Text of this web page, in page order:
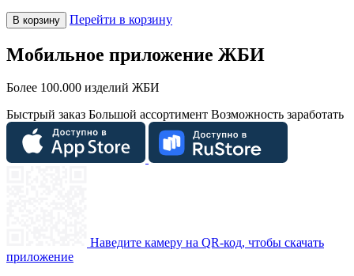
В корзину Перейти в корзину
Мобильное приложение ЖБИ
Более 100.000 изделий ЖБИ
Быстрый заказ Большой ассортимент Возможность заработать
Наведите камеру на QR-код, чтобы скачать
приложение